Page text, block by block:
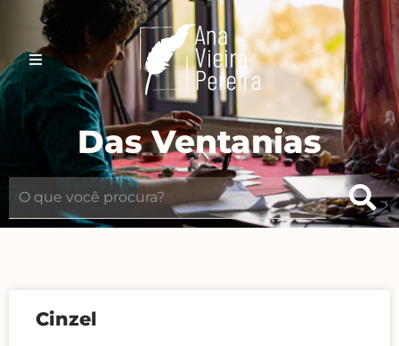
Das Ventanias
Cinzel